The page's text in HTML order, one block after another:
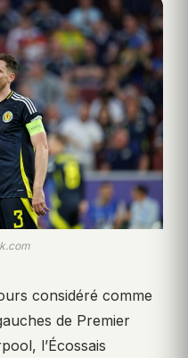
considéré comme
de Premier
l’Écossais